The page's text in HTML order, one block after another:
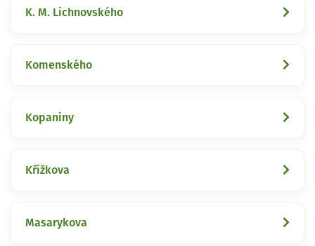
K. M. Lichnovského
Komenského
Kopaniny
Křížkova
Masarykova